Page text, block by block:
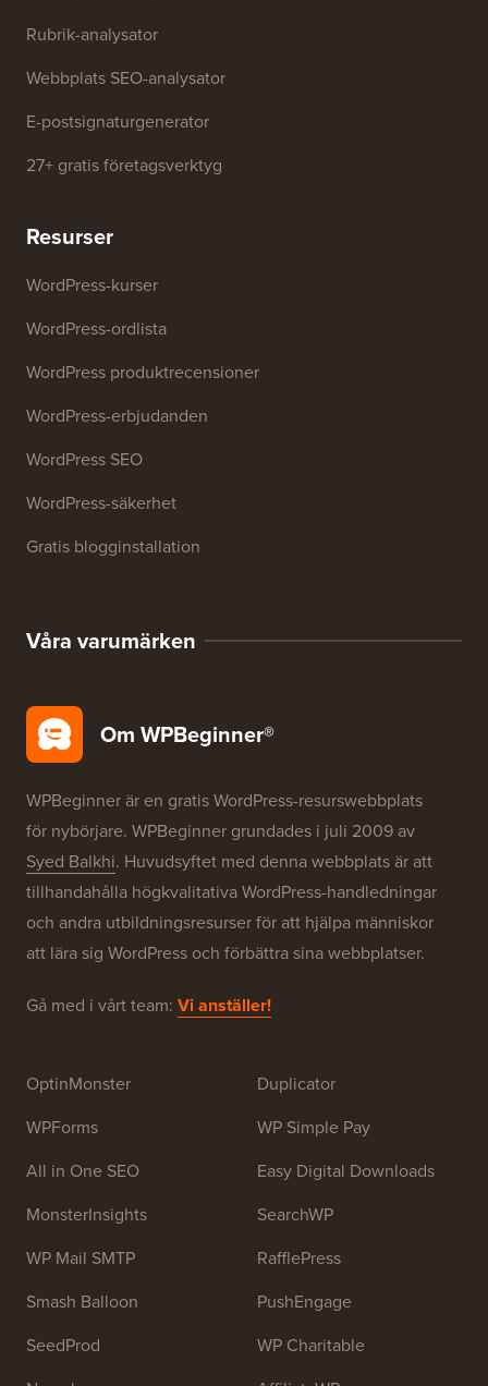
Gratis verktyg
Företagsnamnsgenerator
WordPress-temadetektor
SEO Nyckelordsgenerator
Webbplats SEO-analysator
E-postsignaturgenerator
27+ gratis företagsverktyg
Resurser
WordPress-kurser
WordPress-ordlista
WordPress produktrecensioner
WordPress SEO
Gratis blogginstallation
Våra varumärken
Om WPBeginner®
för nybörjare. WPBeginner grundades i juli 2009 av
och andra utbildningsresurser för att hjälpa människor
att lära sig WordPress och förbättra sina webbplatser.
Gå med i vårt team: Vi anställer!
OptinMonster
WPForms
Duplicator
WP Simple Pay